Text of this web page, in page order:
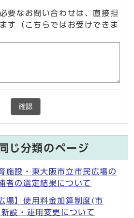
要なお問い合わせは、直接担
す（こちらではお受けできま
確認
じ分類のページ
施設・東大阪市立市民広場の
者の選定結果について
場】使用料金加算制度(市
設・運用変更について